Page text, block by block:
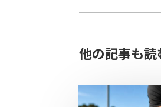
他の記事も読